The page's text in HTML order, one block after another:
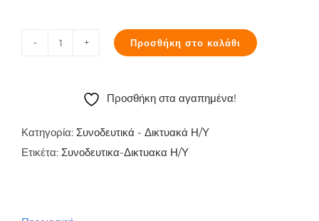
POWERTECH
ρεύματος,
schuko,
250V
Προσθήκη στο καλάθι
Προσθήκη στα αγαπημένα!
Κατηγορία: Συνοδευτικά - Δικτυακά Η/Υ
Ετικέτα: Συνοδευτικα-Δικτυακα Η/Υ